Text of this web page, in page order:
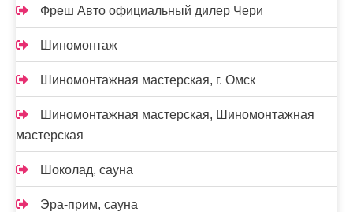
Фреш Авто официальный дилер Чери
Шиномонтаж
Шиномонтажная мастерская, г. Омск
Шиномонтажная мастерская, Шиномонтажная
мастерская
Шоколад, сауна
Эра-прим, сауна